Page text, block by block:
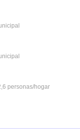
personas/hogar